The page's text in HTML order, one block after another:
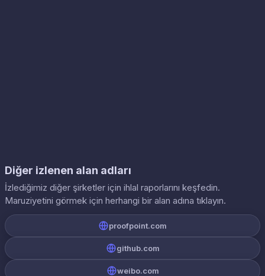
Diğer izlenen alan adları
İzlediğimiz diğer şirketler için ihlal raporlarını keşfedin.
Maruziyetini görmek için herhangi bir alan adına tıklayın.
proofpoint.com
github.com
weibo.com